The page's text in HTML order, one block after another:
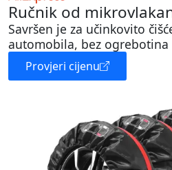
Ručnik od
Savršen je za učinkovito
automobila, bez ogrebotina
Provjeri cijenu